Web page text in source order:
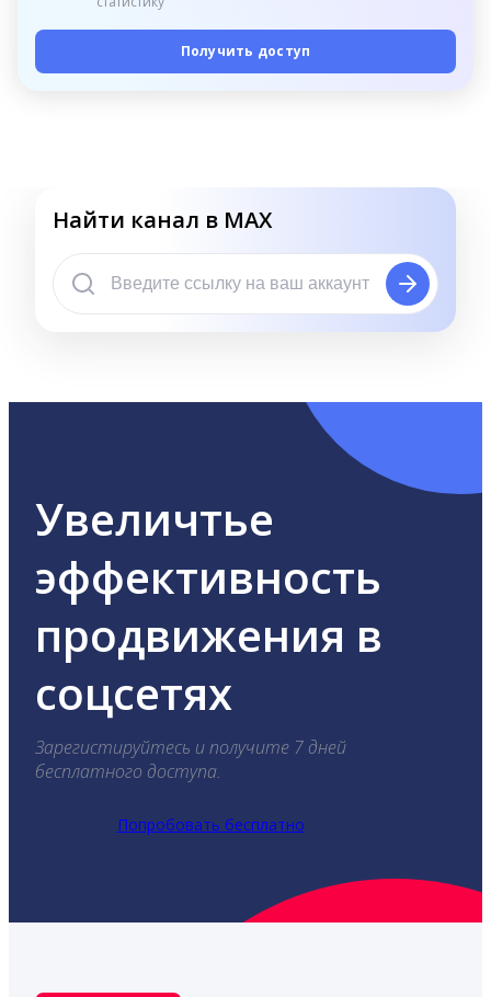
Получить доступ
Найти канал в MAX
Увеличтье
эффективность
продвижения в
соцсетях
Зарегистируйтесь и получите 7 дней
бесплатного доступа.
Попробовать бесплатно